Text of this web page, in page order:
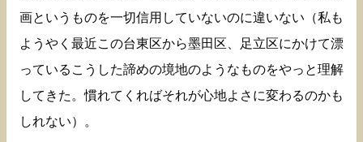
画というものを一切信用していないのに違いない（私も
ようやく最近この台東区から墨田区、足立区にかけて漂
っているこうした諦めの境地のようなものをやっと理解
してきた。慣れてくればそれが心地よさに変わるのかも
しれない）。